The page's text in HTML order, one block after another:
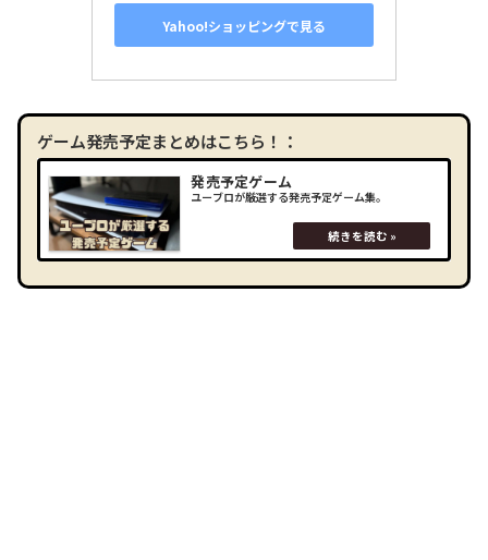
Yahoo!ショッピングで見る
ゲーム発売予定まとめはこちら！：
発売予定ゲーム
ユーブロが厳選する発売予定ゲーム集。